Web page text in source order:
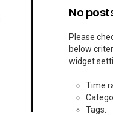
No
Please
below
widget
Time
Tags: